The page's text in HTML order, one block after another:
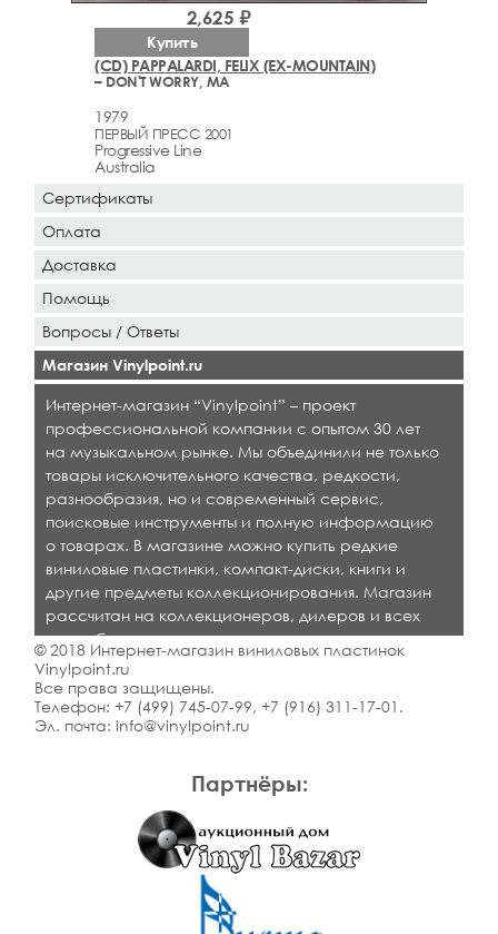
(CD) PAPPALARDI, FELIX (EX-MOUNTAIN)
– DON'T WORRY, MA
1979
ПЕРВЫЙ ПРЕСС 2001
Progressive Line
Australia
2,625 ₽
Купить
Партнёры:
Сертификаты
Оплата
Доставка
Помощь
Вопросы / Ответы
Магазин Vinylpoint.ru
Интернет-магазин “Vinylpoint” – проект
профессиональной компании с опытом 30 лет
на музыкальном рынке. Мы объединили не только
товары исключительного качества, редкости,
разнообразия, но и современный сервис,
поисковые инструменты и полную информацию
о товарах. В магазине можно купить редкие
виниловые пластинки, компакт-диски, книги и
другие предметы коллекционирования. Магазин
рассчитан на коллекционеров, дилеров и всех
кто любит качественную музыку.
© 2018 Интернет-магазин виниловых пластинок
Vinylpoint.ru
Все права защищены.
Телефон: +7 (499) 745-07-99, +7 (916) 311-17-01 .
Эл. почта: info@vinylpoint.ru